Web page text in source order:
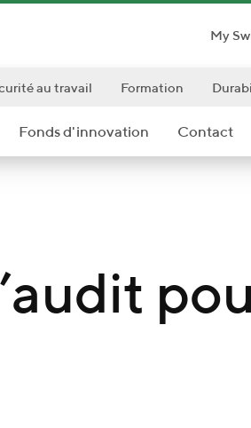
My
Fonds d'innovation Contact
au travail Formation